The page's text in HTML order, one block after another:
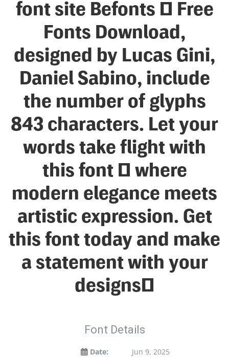
font site Befonts – Free
Fonts Download,
designed by Lucas Gini,
Daniel Sabino, include
the number of glyphs
843 characters. Let your
words take flight with
this font — where
modern elegance meets
artistic expression. Get
this font today and make
a statement with your
designs!
Font Details
Date:
Jun 9, 2025